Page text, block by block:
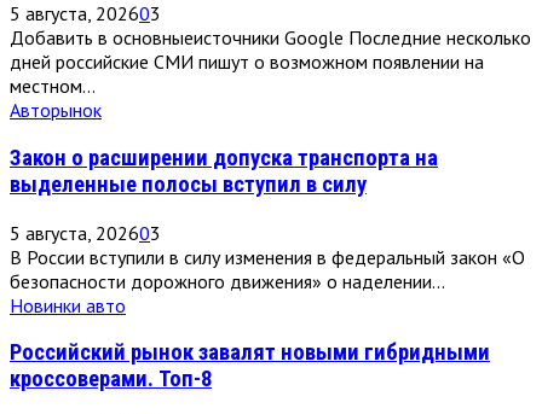
5 августа, 202603
Добавить в основныеисточники Google Последние несколько
дней российские СМИ пишут о возможном появлении на
местном...
Авторынок
Закон о расширении допуска транспорта на
выделенные полосы вступил в силу
5 августа, 202603
В России вступили в силу изменения в федеральный закон «О
безопасности дорожного движения» о наделении...
Новинки авто
Российский рынок завалят новыми гибридными
кроссоверами. Топ-8